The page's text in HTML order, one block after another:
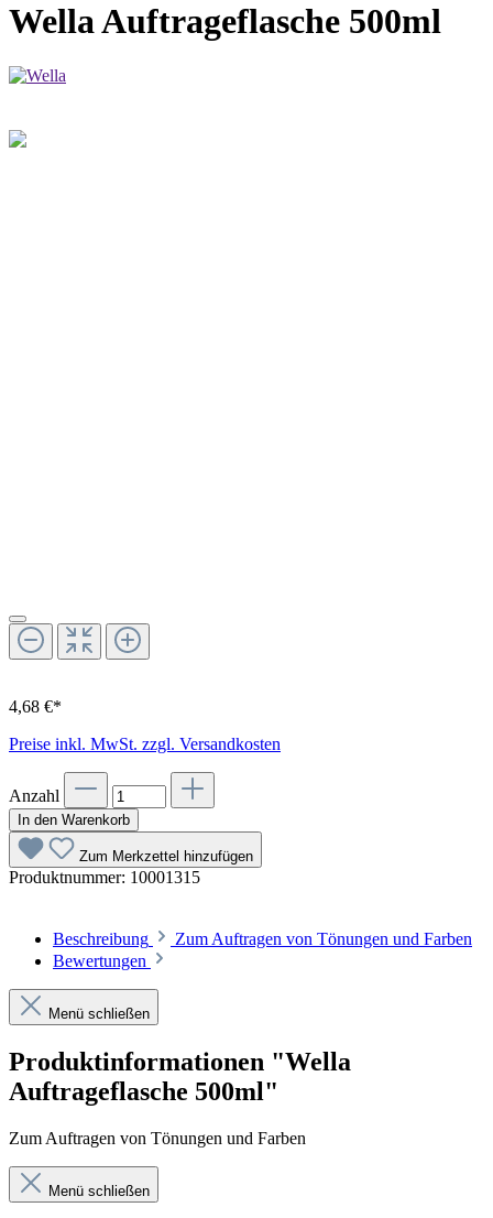
Wella Auftrageflasche 500ml
4,68 €*
Preise inkl. MwSt. zzgl. Versandkosten
Anzahl
In den Warenkorb
Zum Merkzettel hinzufügen
Produktnummer: 10001315
Beschreibung
Zum Auftragen von Tönungen und Farben
Bewertungen
Menü schließen
Produktinformationen "Wella
Auftrageflasche 500ml"
Zum Auftragen von Tönungen und Farben
Menü schließen